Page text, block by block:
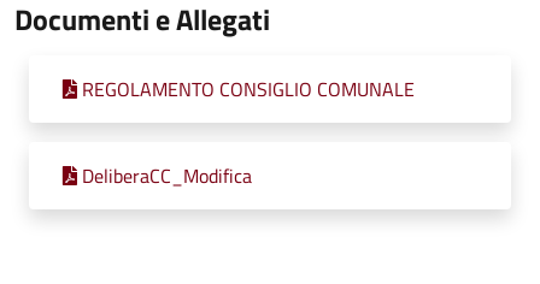
Documenti e Allegati
REGOLAMENTO CONSIGLIO COMUNALE
DeliberaCC_Modifica